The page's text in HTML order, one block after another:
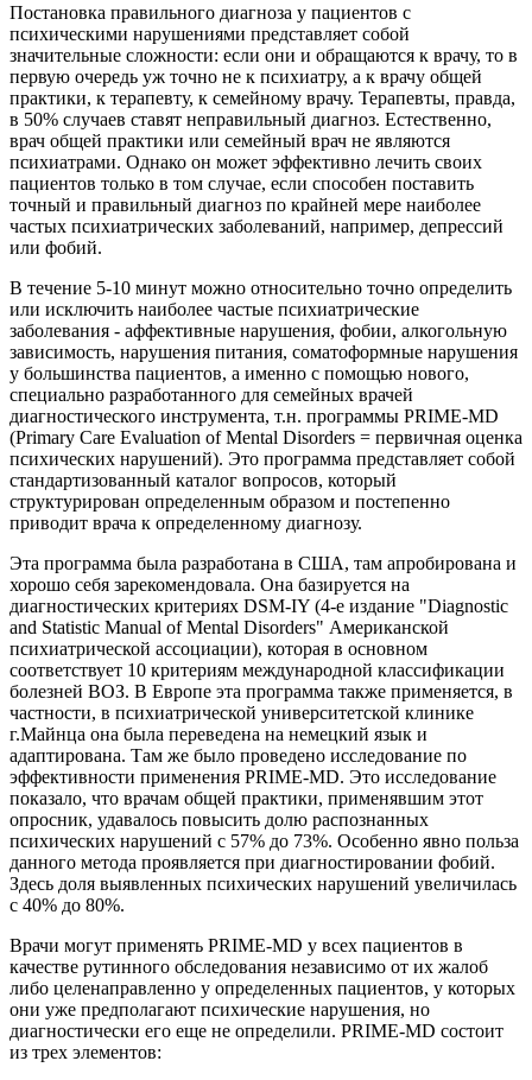
Постановка правильного диагноза у пациентов с
психическими нарушениями представляет собой
значительные сложности: если они и обращаются к врачу, то в
первую очередь уж точно не к психиатру, а к врачу общей
практики, к терапевту, к семейному врачу. Терапевты, правда,
в 50% случаев ставят неправильный диагноз. Естественно,
врач общей практики или семейный врач не являются
психиатрами. Однако он может эффективно лечить своих
пациентов только в том случае, если способен поставить
точный и правильный диагноз по крайней мере наиболее
частых психиатрических заболеваний, например, депрессий
или фобий.
В течение 5-10 минут можно относительно точно определить
или исключить наиболее частые психиатрические
заболевания - аффективные нарушения, фобии, алкогольную
зависимость, нарушения питания, соматоформные нарушения
у большинства пациентов, а именно с помощью нового,
специально разработанного для семейных врачей
диагностического инструмента, т.н. программы PRIME-MD
(Primary Care Evaluation of Mental Disorders = первичная оценка
психических нарушений). Это программа представляет собой
стандартизованный каталог вопросов, который
структурирован определенным образом и постепенно
приводит врача к определенному диагнозу.
Эта программа была разработана в США, там апробирована и
хорошо себя зарекомендовала. Она базируется на
диагностических критериях DSM-IY (4-е издание "Diagnostic
and Statistic Manual of Mental Disorders" Американской
психиатрической ассоциации), которая в основном
соответствует 10 критериям международной классификации
болезней ВОЗ. В Европе эта программа также применяется, в
частности, в психиатрической университетской клинике
г.Майнца она была переведена на немецкий язык и
адаптирована. Там же было проведено исследование по
эффективности применения PRIME-MD. Это исследование
показало, что врачам общей практики, применявшим этот
опросник, удавалось повысить долю распознанных
психических нарушений с 57% до 73%. Особенно явно польза
данного метода проявляется при диагностировании фобий.
Здесь доля выявленных психических нарушений увеличилась
с 40% до 80%.
Врачи могут применять PRIME-MD у всех пациентов в
качестве рутинного обследования независимо от их жалоб
либо целенаправленно у определенных пациентов, у которых
они уже предполагают психические нарушения, но
диагностически его еще не определили. PRIME-MD состоит
из трех элементов: